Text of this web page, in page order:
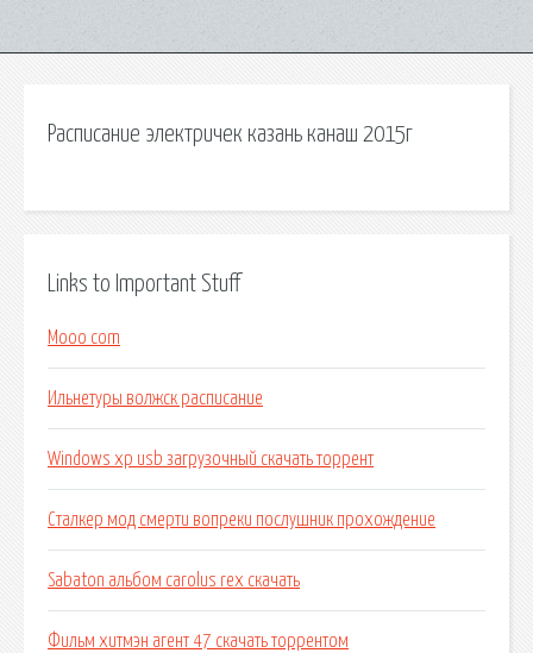
Расписание электричек казань канаш 2015г
Links to Important Stuff
Mooo com
Ильнетуры волжск расписание
Windows xp usb загрузочный скачать торрент
Сталкер мод смерти вопреки послушник прохождение
Sabaton альбом carolus rex скачать
Фильм хитмэн агент 47 скачать торрентом